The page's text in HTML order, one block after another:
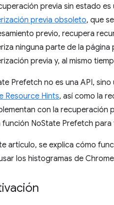
previa sin estado
previa obsoleto, que
previo, recupera
ninguna parte de la
previa y, al mismo
Prefetch no es una API,
Resource Hints, así como la
con la recuperación
función NoState Prefetch
artículo, se explica cómo
los histogramas de